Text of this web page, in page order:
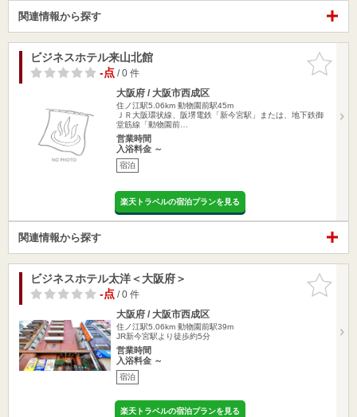
関連情報から探す
お気に入
りに追加
ビジネスホテル来山北館
-点/ 0 件
大阪府 / 大阪市西成区
住ノ江駅5.06km 動物園前駅45m
ＪＲ大阪環状線、阪堺電鉄「新今宮駅」または、地下鉄御
堂筋線「動物園前…
営業時間
入浴料金 ～
宿泊
楽天トラベルの宿泊プランを見る
関連情報から探す
お気に入
りに追加
ビジネスホテル太洋＜大阪府＞
-点/ 0 件
大阪府 / 大阪市西成区
住ノ江駅5.06km 動物園前駅39m
JR新今宮駅より徒歩約5分
営業時間
入浴料金 ～
宿泊
楽天トラベルの宿泊プランを見る